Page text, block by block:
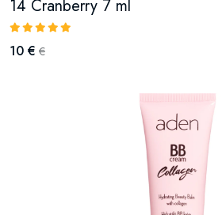
14 Cranberry 7 ml
10 € €